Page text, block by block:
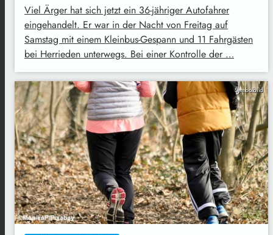
Viel Ärger hat sich jetzt ein 36-jähriger Autofahrer
eingehandelt. Er war in der Nacht von Freitag auf
Samstag mit einem Kleinbus-Gespann und 11 Fahrgästen
bei Herrieden unterwegs. Bei einer Kontrolle der …
Symbolbild